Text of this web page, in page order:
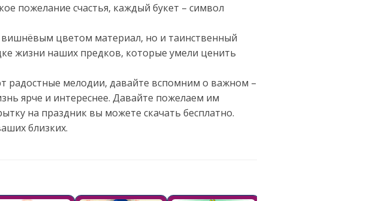
пожелание счастья, каждый букет – символ
цветом материал, но и таинственный
жизни наших предков, которые умели ценить
радостные мелодии, давайте вспомним о важном –
ярче и интереснее. Давайте пожелаем им
на праздник вы можете скачать бесплатно.
близких.